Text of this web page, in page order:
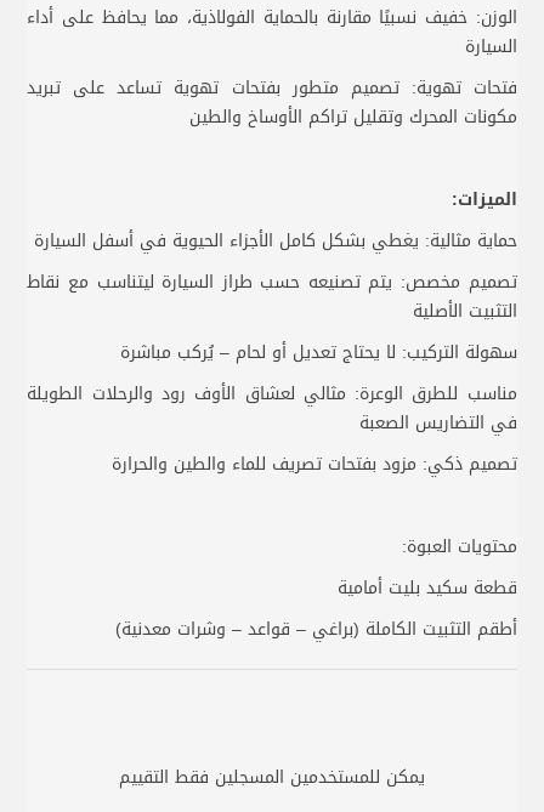
الوزن: خفيف نسبيًا مقارنة بالحماية الفولاذية، مما يحافظ على أداء
السيارة
فتحات تهوية: تصميم متطور بفتحات تهوية تساعد على تبريد
مكونات المحرك وتقليل تراكم الأوساخ والطين
الميزات:
حماية مثالية: يغطي بشكل كامل الأجزاء الحيوية في أسفل السيارة
تصميم مخصص: يتم تصنيعه حسب طراز السيارة ليتناسب مع نقاط
التثبيت الأصلية
سهولة التركيب: لا يحتاج تعديل أو لحام – يُركب مباشرة
مناسب للطرق الوعرة: مثالي لعشاق الأوف رود والرحلات الطويلة
في التضاريس الصعبة
تصميم ذكي: مزود بفتحات تصريف للماء والطين والحرارة
محتويات العبوة:
قطعة سكيد بليت أمامية
أطقم التثبيت الكاملة (براغي – قواعد – وشرات معدنية)
يمكن للمستخدمين المسجلين فقط التقييم